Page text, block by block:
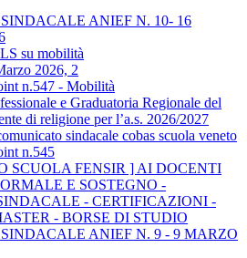
ANIEF N. 10- 16
su mobilità
2026, 2
n.547 - Mobilità
e Graduatoria Regionale del
di religione per l’a.s. 2026/2027
sindacale cobas scuola veneto
n.545
SCUOLA FENSIR ] AI DOCENTI
E SOSTEGNO -
- CERTIFICAZIONI -
- BORSE DI STUDIO
ANIEF N. 9 - 9 MARZO